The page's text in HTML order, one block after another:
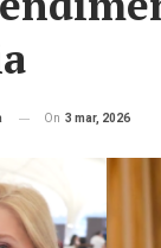
On 3 mar, 2026